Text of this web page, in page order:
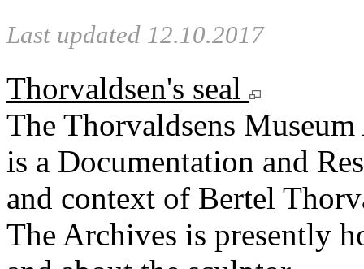
Last updated 12.10.2017
Thorvaldsen's seal
The Thorvaldsens
is a Documentation and
and context of Bertel
The Archives is presently